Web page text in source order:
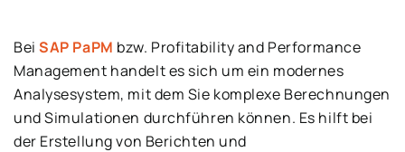
BeiSAP PaPM bzw. Profitability and Performance
Management handelt es sich um ein modernes
Analysesystem, mit dem Sie komplexe Berechnungen
und Simulationen durchführen können. Es hilft bei
der Erstellung von Berichten und